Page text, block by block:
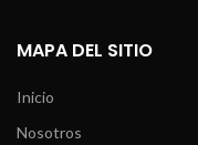
MAPA DEL SITIO
Inicio
Nosotros